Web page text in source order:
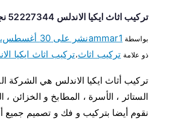
تركيب اثاث ايكيا الاندلس 52227344 نجار فك وتركيب أثاث ايكيا
بواسطة ammar1نشر على 30 أغسطس، 2021
ذو علامة تركيب اثاث،تركيب اثاث ايكيا
تركيب أثاث ايكيا الاندلس هي الشركة
الستائر ، الأسرة ، المطابخ و الخزائن
نقوم أيضا بتركيب و فك و تصميم جميع